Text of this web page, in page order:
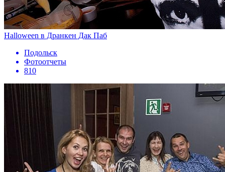
Halloween в Дранкен Дак Паб
Подольск
Фотоотчеты
810